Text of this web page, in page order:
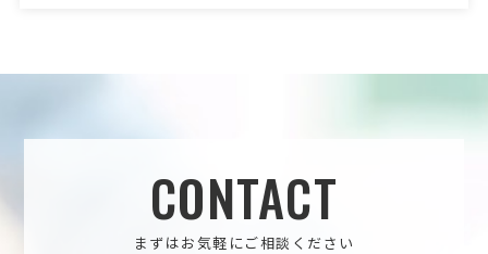
CONTACT
まずはお気軽にご相談ください